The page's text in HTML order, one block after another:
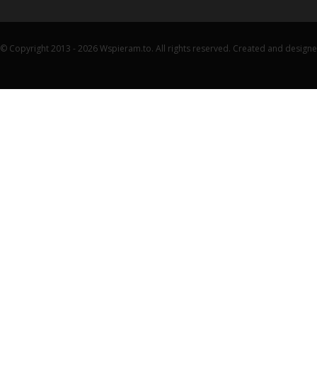
© Copyright 2013 - 2026 Wspieram.to. All rights reserved. Created and